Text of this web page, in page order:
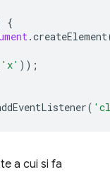
{
.createElement
'x' ));
(
a cui si fa